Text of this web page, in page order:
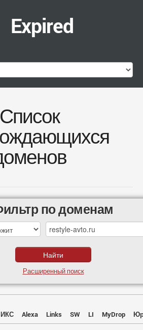
Expired
Список
по доменам
Расширенный поиск
ИКС Alexa Links SW LI MyDrop